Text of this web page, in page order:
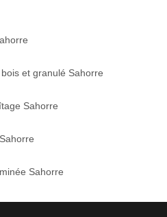
et granulé Sahorre
Sahorre
Sahorre